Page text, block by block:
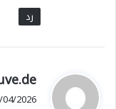
رد
ي
ق
05/04/2026